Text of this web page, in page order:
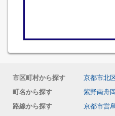
市区町村から探す
京都市北
町名から探す
紫野南舟
路線から探す
京都市営